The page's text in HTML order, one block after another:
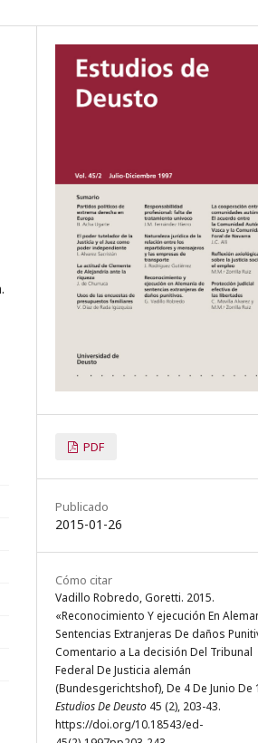
PDF
Publicado
2015-01-26
Cómo citar
Vadillo Robredo, Goretti. 2015.
«Reconocimiento Y ejecución En
Sentencias Extranjeras De daños
Comentario a La decisión Del Tribunal
Federal De Justicia alemán
(Bundesgerichtshof), De 4 De Junio De
Estudios De Deusto 45 (2), 203-43.
https://doi.org/10.18543/ed-